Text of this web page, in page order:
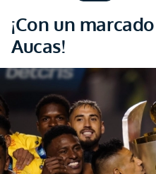
¡Con un
Aucas!